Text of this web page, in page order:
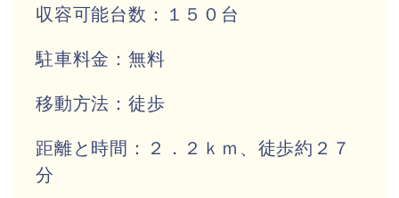
収容可能台数：１５０台
駐車料金：無料
移動方法：徒歩
距離と時間：２．２ｋｍ、徒歩約２７
分